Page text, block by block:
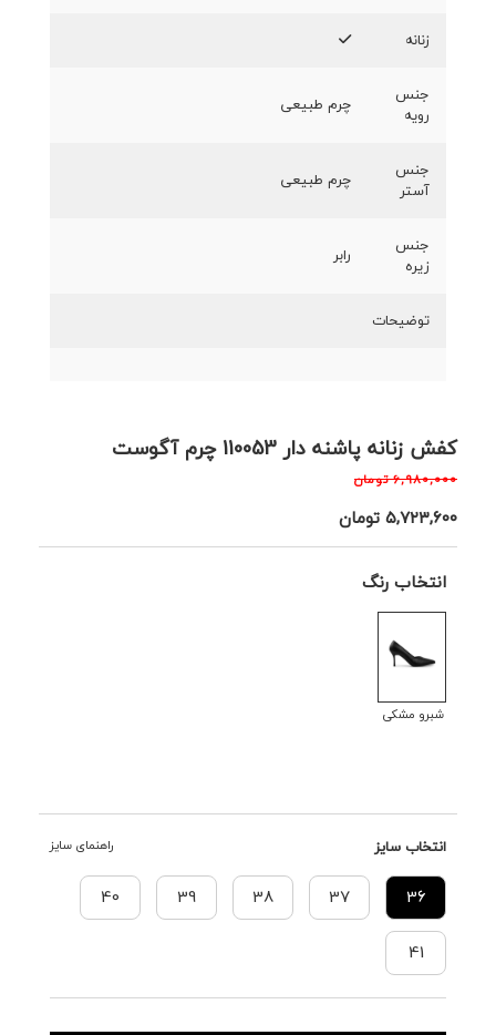
کفش زنانه پاشنه دار 110053 چرم آگوست
۶,۹۸۰,۰۰۰ تومان
۵,۷۲۳,۶۰۰تومان
انتخاب رنگ
شبرو مشکی
انتخاب سایز راهنمای سایز
36
37
38
39
40
41
زنانه
جنس
رویه
چرم طبیعی
جنس
آستر
چرم طبیعی
جنس
زیره
رابر
توضیحات